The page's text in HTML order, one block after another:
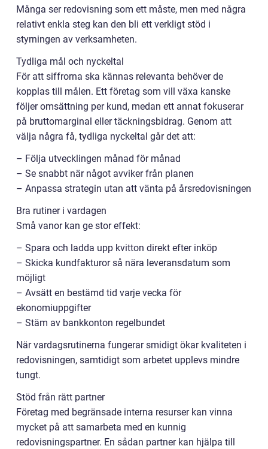
Många ser redovisning som ett måste, men med några
relativt enkla steg kan den bli ett verkligt stöd i
styrningen av verksamheten.
Tydliga mål och nyckeltal
För att siffrorna ska kännas relevanta behöver de
kopplas till målen. Ett företag som vill växa kanske
följer omsättning per kund, medan ett annat fokuserar
på bruttomarginal eller täckningsbidrag. Genom att
välja några få, tydliga nyckeltal går det att:
– Följa utvecklingen månad för månad
– Se snabbt när något avviker från planen
– Anpassa strategin utan att vänta på årsredovisningen
Bra rutiner i vardagen
Små vanor kan ge stor effekt:
– Spara och ladda upp kvitton direkt efter inköp
– Skicka kundfakturor så nära leveransdatum som
möjligt
– Avsätt en bestämd tid varje vecka för
ekonomiuppgifter
– Stäm av bankkonton regelbundet
När vardagsrutinerna fungerar smidigt ökar kvaliteten i
redovisningen, samtidigt som arbetet upplevs mindre
tungt.
Stöd från rätt partner
Företag med begränsade interna resurser kan vinna
mycket på att samarbeta med en kunnig
redovisningspartner. En sådan partner kan hjälpa till